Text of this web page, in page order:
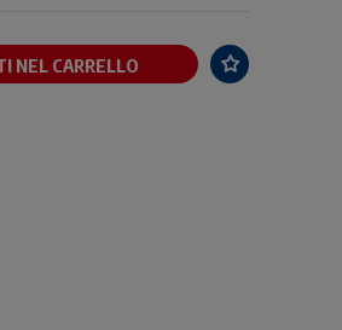
NEL CARRELLO